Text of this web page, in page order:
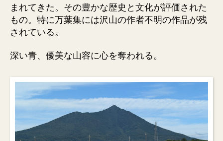
まれてきた。その豊かな歴史と文化が評価された
もの。特に万葉集には沢山の作者不明の作品が残
されている。
深い青、優美な山容に心を奪われる。